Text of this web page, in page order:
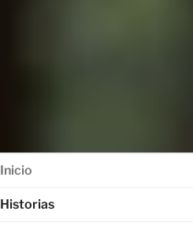
Inicio
Historias